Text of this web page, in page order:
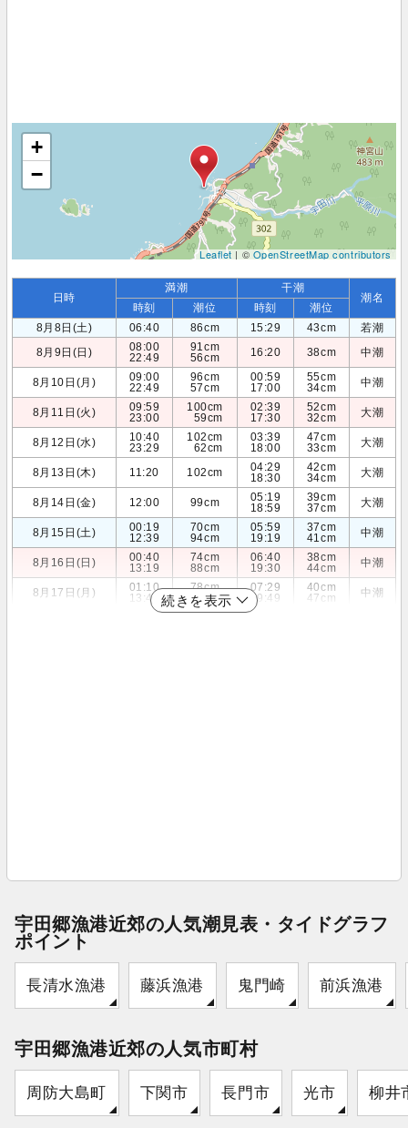
+
−
Leaflet| ©OpenStreetMap contributors
日時
満潮 干潮
潮名
時刻 潮位 時刻
潮位
8月8日(土)
06:40 86cm 15:29 43cm
若潮
8月9日(日)
08:00
22:49
91cm
56cm
16:20 38cm 中潮
8月10日(月)
09:00
22:49
96cm
57cm
00:59
17:00
55cm
34cm
中潮
8月11日(火)
09:59
23:00
100cm
59cm
02:39
17:30
52cm
32cm
大潮
8月12日(水)
10:40
23:29
102cm
62cm
03:39
18:00
47cm
33cm
大潮
8月13日(木) 11:20 102cm
04:29
18:30
42cm
34cm
大潮
8月14日(金) 12:00 99cm
05:19
18:59
39cm
37cm
大潮
8月15日(土)
00:19
12:39
70cm
94cm
05:59
19:19
37cm
41cm
中潮
8月16日(日)
00:40
13:19
74cm
88cm
06:40
19:30
38cm
44cm
中潮
8月17日(月)
01:10
13:49
78cm
80cm
07:29
19:49
40cm
47cm
中潮
続きを表示
宇田郷漁港近郊の人気潮見表・タイドグラフ
ポイント
長清水漁港 藤浜漁港 鬼門崎 前浜漁港
宇田郷漁港近郊の人気市町村
周防大島町 下関市 長門市 光市 柳井